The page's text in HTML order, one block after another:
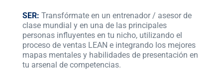
SER: Transfórmate en un entrenador / asesor de
clase mundial y en una de las principales
personas influyentes en tu nicho, utilizando el
proceso de ventas LEAN e integrando los mejores
mapas mentales y habilidades de presentación en
tu arsenal de competencias.